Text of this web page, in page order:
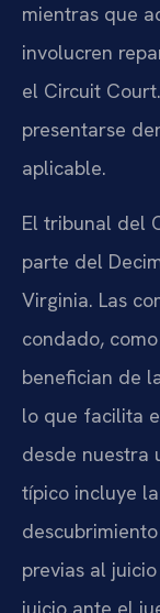
mientras que
involucren
el Circuit
presentarse
aplicable.
El tribunal del
parte del
Virginia. Las
condado,
benefician de
lo que facilita
desde nuestra
típico incluye
previas al
juicio ante el